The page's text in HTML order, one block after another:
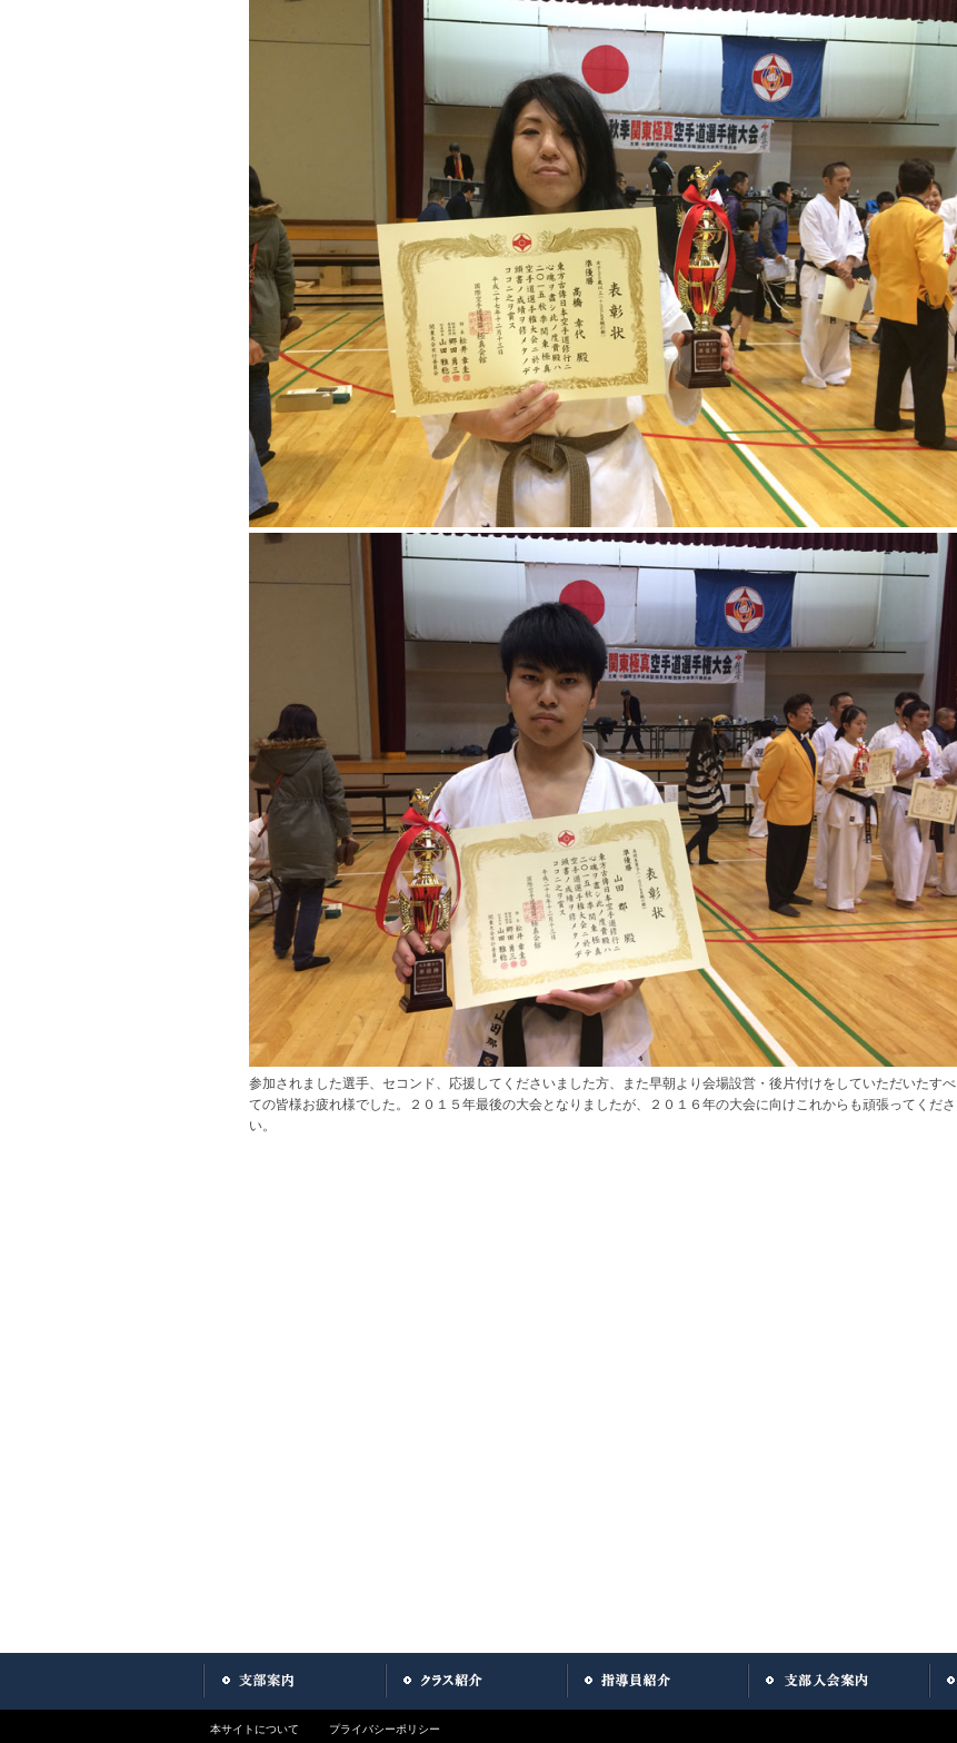
参加されました選手、セコンド、応援してくださいました方、また早朝より会場設営・後片付けをしていただいたすべ
ての皆様お疲れ様でした。２０１５年最後の大会となりましたが、２０１６年の大会に向けこれからも頑張ってくださ
い。
本サイトについて プライバシーポリシー